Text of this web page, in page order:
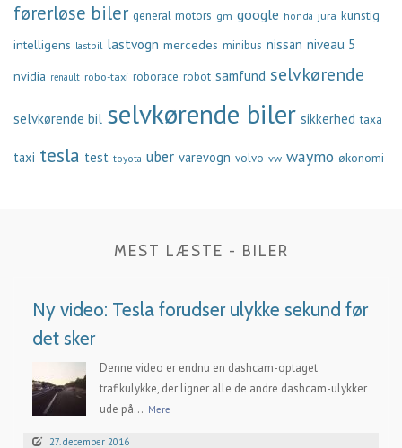
førerløse biler general motors gm google honda jura kunstig
intelligens lastbil lastvogn mercedes minibus nissan niveau 5
nvidia renault robo-taxi roborace robot samfund selvkørende
selvkørende bil selvkørende biler sikkerhed taxa
taxi tesla test toyota uber varevogn volvo vw waymo økonomi
MEST LÆSTE - BILER
Ny video: Tesla forudser ulykke sekund før
det sker
Denne video er endnu en dashcam-optaget
trafikulykke, der ligner alle de andre dashcam-ulykker
ude på... Mere
27. december 2016